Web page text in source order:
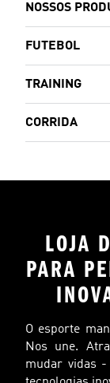
NOSSOS
FUTEBOL
TRAINING
CORRIDA
LOJA
PARA
O esporte
Nos une.
mudar vidas